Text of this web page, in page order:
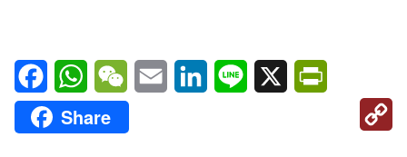
FacebookWhatsAppWeChatEmail LinkedInLine X
Share